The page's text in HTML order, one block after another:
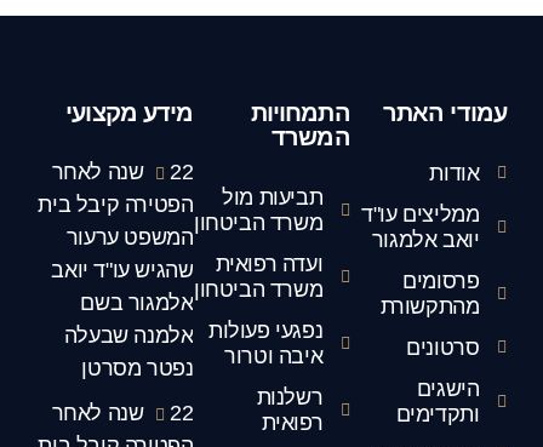
מידע מקצועי
22 שנה לאחר
הפטירה קיבל בית
המשפט ערעור
שהגיש עו"ד יואב
אלמגור בשם
אלמנה שבעלה
נפטר מסרטן
22 שנה לאחר
התמחויות
המשרד
תביעות מול
משרד הביטחון
ועדה רפואית
משרד הביטחון
נפגעי פעולות
איבה וטרור
רשלנות
רפואית
עמודי האתר
אודות
ממליצים עו"ד
יואב אלמגור
פרסומים
מהתקשורת
סרטונים
הישגים
ותקדימים